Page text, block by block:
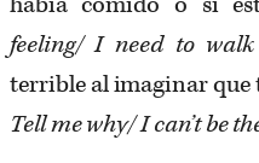
feeling/ I need to
terrible al imaginar que
Tell me why/ I can’t be